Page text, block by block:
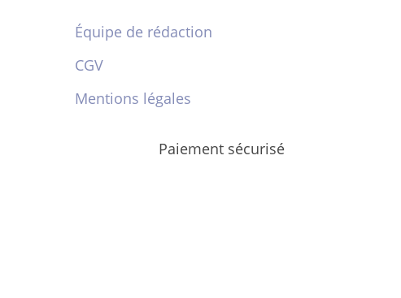
Équipe de rédaction
CGV
Mentions légales
Paiement sécurisé